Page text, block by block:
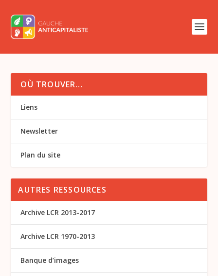
OÙ TROUVER…
Liens
Newsletter
Plan du site
AUTRES RESSOURCES
Archive LCR 2013-2017
Archive LCR 1970-2013
Banque d’images